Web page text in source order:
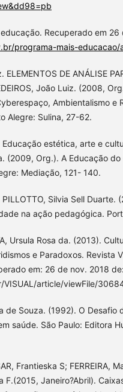
Recuperado em
programa-mais-educacao/
ELEMENTOS DE ANÁLISE
João Luiz. (2008,
Ambientalismo e
Alegre: Sulina, 27-62.
Educação estética, arte e
(2009, Org.). A Educação
Mediação, 121- 140.
PILLOTTO, Silvia Sell Duarte.
na ação pedagógica.
Ursula Rosa da. (2013).
e Paradoxos. Revista
em: 26 de nov. 2018
VISUAL/article/viewFile/
de Souza. (1992). O Desafio
saúde. São Paulo: Editora
Frantieska S; FERREIRA,
F.(2015, Janeiro?Abril).